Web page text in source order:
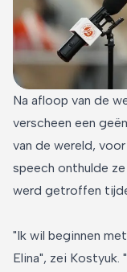
Na afloop van de
verscheen een
van de wereld,
speech onthulde
werd getroffen
"Ik wil beginnen
Elina", zei Kostyuk.